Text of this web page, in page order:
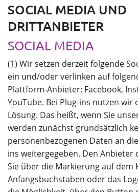
SOCIAL MEDIA UND
DRITTANBIETER
SOCIAL MEDIA
(1) Wir setzen derzeit folgende
ein und/oder verlinken auf
Plattform-Anbieter: Facebook,
YouTube. Bei Plug-ins nutzen wir
Lösung. Das heißt, wenn Sie
werden zunächst grundsätzlich
personenbezogenen Daten an
ins weitergegeben. Den Anbieter
Sie über die Markierung auf dem
Anfangsbuchstaben oder das